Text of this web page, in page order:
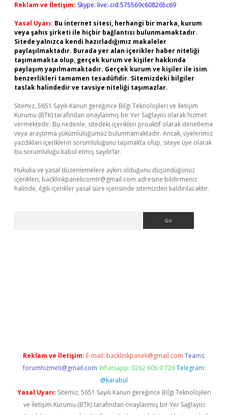
Reklam ve İletişim: Skype: live:.cid.575569c608265c69
Yasal Uyarı: Bu internet sitesi, herhangi bir marka, kurum
veya şahıs şirketi ile hiçbir bağlantısı bulunmamaktadır.
Sitede yalnızca kendi hazırladığımız makaleler
paylaşılmaktadır. Burada yer alan içerikler haber niteliği
taşımamakta olup, gerçek kurum ve kişiler hakkında
paylaşım yapılmamaktadır. Gerçek kurum ve kişiler ile isim
benzerlikleri tamamen tesadüfidir. Sitemizdeki bilgiler
taslak halindedir ve tavsiye niteliği taşımazlar.
Sitemiz, 5651 Sayılı Kanun gereğince Bilgi Teknolojileri ve İletişim
Kurumu (BTK) tarafından onaylanmış bir Yer Sağlayıcı olarak hizmet
vermektedir. Bu nedenle, sitedeki içerikleri proaktif olarak denetleme
veya araştırma yükümlülüğümüz bulunmamaktadır. Ancak, üyelerimiz
yazdıkları içeriklerin sorumluluğunu taşımakta olup, siteye üye olarak
bu sorumluluğu kabul etmiş sayılırlar.
Hukuka ve yasal düzenlemelere aykırı olduğunu düşündüğünüz
içerikleri, backlinkpanelicomtr@gmail.com adresine bildirmeniz
halinde, ilgili içerikler yasal süre içerisinde sitemizden kaldırılacaktır.
Reklam ve İletişim: E-mail: backlinkpaneli@gmail.com Teams:
forumhizmeti@gmail.com Whatsapp: 0262 606 0 726 Telegram:
@karabul
Yasal Uyarı: Sitemiz, 5651 Sayılı Kanun gereğince Bilgi Teknolojileri
ve İletişim Kurumu (BTK) tarafından onaylanmış bir Yer Sağlayıcı